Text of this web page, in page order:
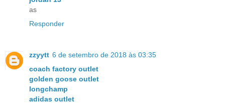
as
Responder
zzyytt 6 de setembro de 2018 às 03:35
coach factory outlet
golden goose outlet
longchamp
adidas outlet